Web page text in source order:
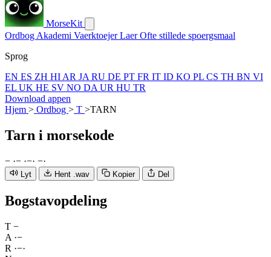
MorseKit
Ordbog Akademi VaerktoejerLaerOfte stillede spoergsmaal
Sprog
EN ES ZH HI AR JA RU DE PT FR IT ID KO PL CS TH BN VI
EL UK HE SV NO DA UR HU TR
Download appen
Hjem > Ordbog > T >TARN
Tarn i morsekode
− ·− ·−· −·
Lyt Hent .wav Kopier Del
Bogstavopdeling
T −
A ·−
R ·−·